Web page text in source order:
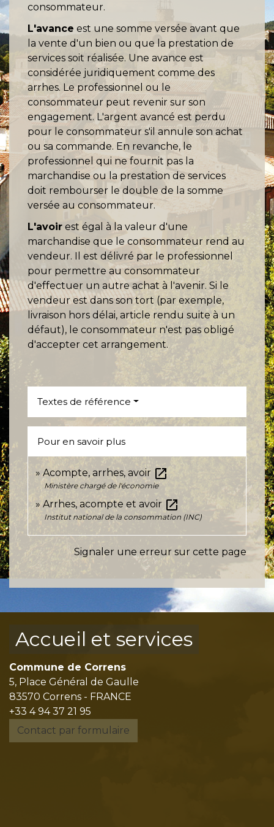
consommateur.
L'avance est une somme versée avant que
la vente d'un bien ou que la prestation de
services soit réalisée. Une avance est
considérée juridiquement comme des
arrhes. Le professionnel ou le
consommateur peut revenir sur son
engagement. L'argent avancé est perdu
pour le consommateur s'il annule son achat
ou sa commande. En revanche, le
professionnel qui ne fournit pas la
marchandise ou la prestation de services
doit rembourser le double de la somme
versée au consommateur.
L'avoir est égal à la valeur d'une
marchandise que le consommateur rend au
vendeur. Il est délivré par le professionnel
pour permettre au consommateur
d'effectuer un autre achat à l'avenir. Si le
vendeur est dans son tort (par exemple,
livraison hors délai, article rendu suite à un
défaut), le consommateur n'est pas obligé
d'accepter cet arrangement.
Textes de référence
Pour en savoir plus
Acompte, arrhes, avoir open_in_new
Ministère chargé de l'économie
Arrhes, acompte et avoir open_in_new
Institut national de la consommation (INC)
Signaler une erreur sur cette page
Accueil et services
Commune de Correns
5, Place Général de Gaulle
83570 Correns - FRANCE
+33 4 94 37 21 95
Contact par formulaire